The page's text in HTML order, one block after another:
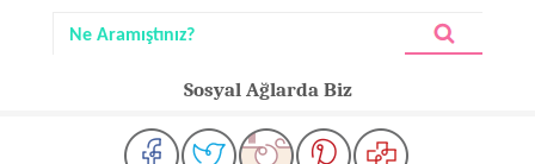
Sosyal Ağlarda Biz